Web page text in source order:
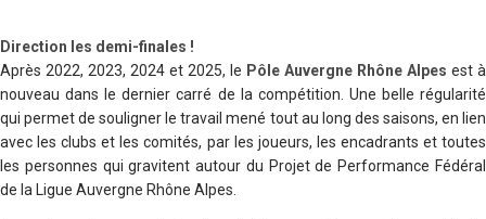
Direction les demi-finales !
Après 2022, 2023, 2024 et 2025, le Pôle Auvergne Rhône Alpes est à
nouveau dans le dernier carré de la compétition. Une belle régularité
qui permet de souligner le travail mené tout au long des saisons, en lien
avec les clubs et les comités, par les joueurs, les encadrants et toutes
les personnes qui gravitent autour du Projet de Performance Fédéral
de la Ligue Auvergne Rhône Alpes.